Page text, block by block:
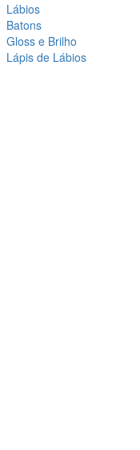
Lábios
Batons
Gloss e Brilho
Lápis de Lábios